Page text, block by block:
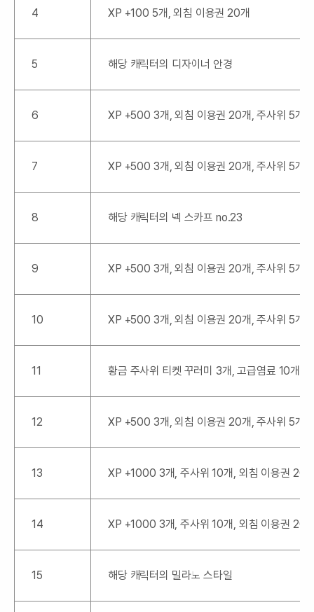
4 XP +100 5개, 외침 이용권 20개
5 해당 캐릭터의 디자이너 안경
6 XP +500 3개, 외침 이용권 20개, 주사위 5개
7 XP +500 3개, 외침 이용권 20개, 주사위 5개
8 해당 캐릭터의 넥 스카프 no.23
9 XP +500 3개, 외침 이용권 20개, 주사위 5개
10 XP +500 3개, 외침 이용권 20개, 주사위 5개
11 황금 주사위 티켓 꾸러미 3개, 고급염료 10개,
12 XP +500 3개, 외침 이용권 20개, 주사위 5개
13 XP +1000 3개, 주사위 10개, 외침 이용권 20
14 XP +1000 3개, 주사위 10개, 외침 이용권 20
15 해당 캐릭터의 밀라노 스타일